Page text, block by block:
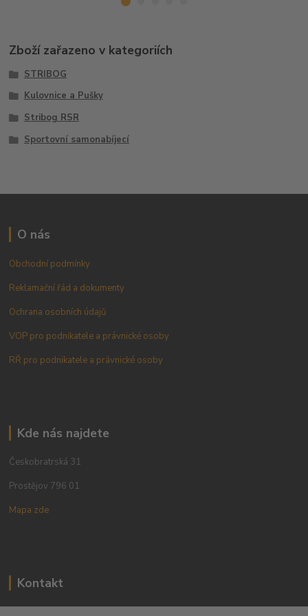
Zboží zařazeno v kategoriích
STRIBOG
Kulovnice a Pušky
Stribog RSR
Sportovní samonabíjecí
O nás
Obchodní podmínky
Reklamační řád a dokumenty
Ochrana osobních údajů
VOP pro podnikatele a právnické osoby
RŘ pro podnikatele a právnické osoby
Kde nás najdete
Českobratrská 31
Prostějov 796 01
Mapa zde
Kontakt